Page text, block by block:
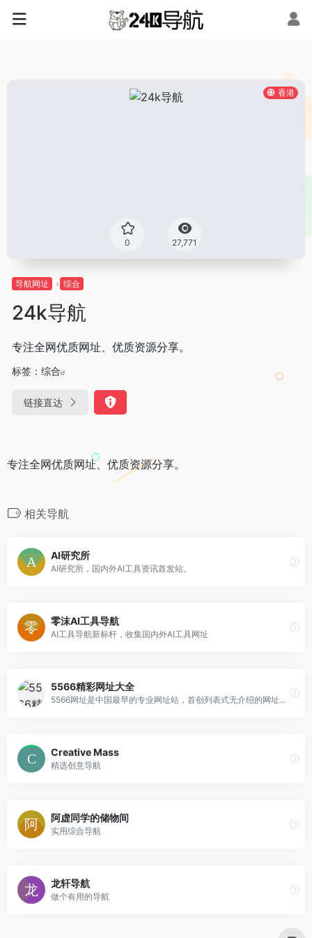
香港
0 27,771
导航网址 综合
24k导航
专注全网优质网址、优质资源分享。
标签： 综合
链接直达
专注全网优质网址、优质资源分享。
相关导航
AI研究所
AI研究所，国内外AI工具资讯首发站。
零沫AI工具导航
AI工具导航新标杆，收集国内外AI工具网址
5566精彩网址大全
5566网址是中国最早的专业网址站，首创列表式无介绍的网址导航格式，开创了上网不用记网址的时代。
Creative Mass
精选创意导航
阿虚同学的储物间
实用综合导航
龙轩导航
做个有用的导航